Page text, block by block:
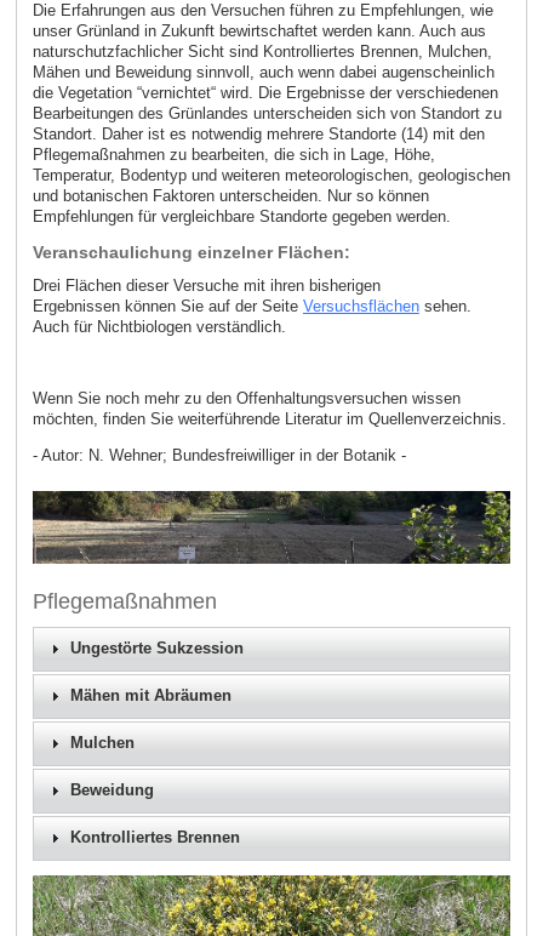
Die Erfahrungen aus den Versuchen führen zu Empfehlungen, wie
unser Grünland in Zukunft bewirtschaftet werden kann. Auch aus
naturschutzfachlicher Sicht sind Kontrolliertes Brennen, Mulchen,
Mähen und Beweidung sinnvoll, auch wenn dabei augenscheinlich
die Vegetation “vernichtet“ wird. Die Ergebnisse der verschiedenen
Bearbeitungen des Grünlandes unterscheiden sich von Standort zu
Standort. Daher ist es notwendig mehrere Standorte (14) mit den
Pflegemaßnahmen zu bearbeiten, die sich in Lage, Höhe,
Temperatur, Bodentyp und weiteren meteorologischen, geologischen
und botanischen Faktoren unterscheiden. Nur so können
Empfehlungen für vergleichbare Standorte gegeben werden.
Veranschaulichung einzelner Flächen:
Drei Flächen dieser Versuche mit ihren bisherigen
Ergebnissen können Sie auf der Seite Versuchsflächensehen.
Auch für Nichtbiologen verständlich.
Wenn Sie noch mehr zu den Offenhaltungsversuchen wissen
möchten, finden Sie weiterführende Literatur im Quellenverzeichnis.
- Autor: N. Wehner; Bundesfreiwilliger in der Botanik -
Pflegemaßnahmen
Ungestörte Sukzession
Mähen mit Abräumen
Mulchen
Beweidung
Kontrolliertes Brennen